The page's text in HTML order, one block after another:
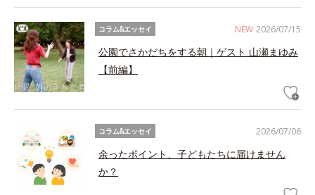
NEW 2026/07/15
コラム&エッセイ
公園でさかだちをする朝｜ゲスト 山瀬まゆみ
【前編】
2026/07/06
コラム&エッセイ
余ったポイント、子どもたちに届けません
か？